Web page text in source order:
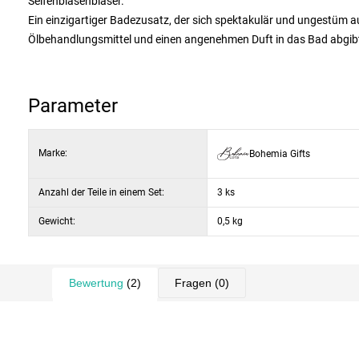
Ein einzigartiger Badezusatz, der sich spektakulär und ungestüm
Ölbehandlungsmittel und einen angenehmen Duft in das Bad
sanft und qualitativ hochwertig waschen und sie vor übermäßiger
ohne fettige und schwer lösliche Ablagerungen.
Anwendung:
Aufblasen oder mechanische Bewegung wird ein reichhaltiger
Parameter
Marke: Bohemia Gifts
Anzahl der Teile in einem Set: 3 ks
Gewicht: 0,5 kg
Bewertung (2) Fragen (0)